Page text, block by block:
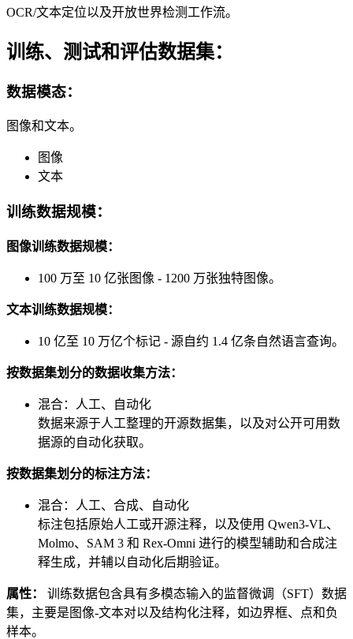
OCR/文本定位以及开放世界检测工作流。
训练、测试和评估数据集：
数据模态：
图像和文本。
图像
文本
训练数据规模：
图像训练数据规模：
100 万至 10 亿张图像 - 1200 万张独特图像。
文本训练数据规模：
10 亿至 10 万亿个标记 - 源自约 1.4 亿条自然语言查询。
按数据集划分的数据收集方法：
混合：人工、自动化
数据来源于人工整理的开源数据集，以及对公开可用数
据源的自动化获取。
按数据集划分的标注方法：
混合：人工、合成、自动化
标注包括原始人工或开源注释，以及使用 Qwen3-VL、
Molmo、SAM 3 和 Rex-Omni 进行的模型辅助和合成注
释生成，并辅以自动化后期验证。
属性：
训练数据包含具有多模态输入的监督微调（SFT）数据
集，主要是图像-文本对以及结构化注释，如边界框、点和负
样本。